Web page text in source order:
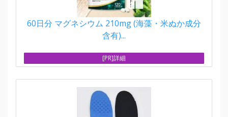
60日分 マグネシウム 210mg (海藻・米ぬか成分
含有)...
[PR]詳細